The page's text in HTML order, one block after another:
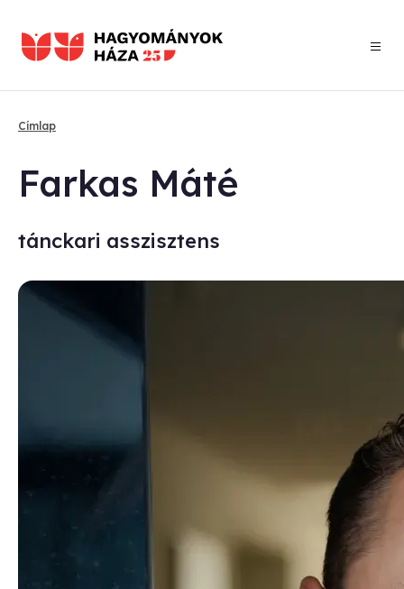
tartalomra
Címlap
Far­kas Má­té
tánckari asszisztens